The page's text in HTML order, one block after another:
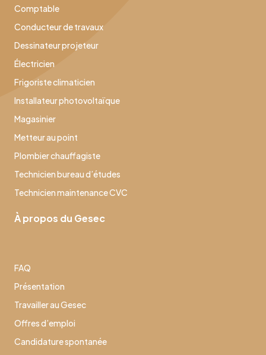
Comptable
Conducteur de travaux
Dessinateur projeteur
Électricien
Frigoriste climaticien
Installateur photovoltaïque
Magasinier
Metteur au point
Plombier chauffagiste
Technicien bureau d’études
Technicien maintenance CVC
À propos du Gesec
FAQ
Présentation
Travailler au Gesec
Offres d’emploi
Candidature spontanée